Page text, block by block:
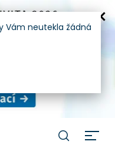
Vám neutekla žádná